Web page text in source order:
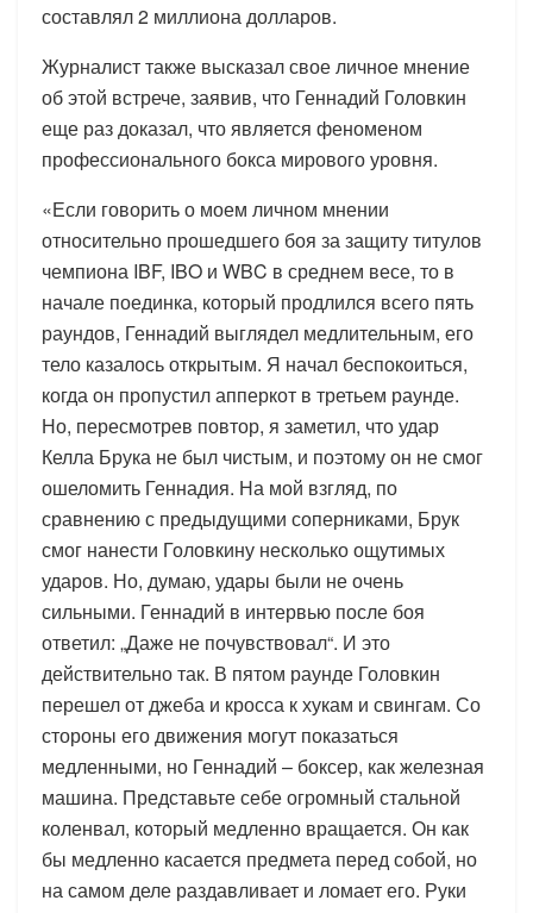
составлял 2 миллиона долларов.
Журналист также высказал свое личное мнение
об этой встрече, заявив, что Геннадий Головкин
еще раз доказал, что является феноменом
профессионального бокса мирового уровня.
«Если говорить о моем личном мнении
относительно прошедшего боя за защиту титулов
чемпиона IBF, IBO и WBC в среднем весе, то в
начале поединка, который продлился всего пять
раундов, Геннадий выглядел медлительным, его
тело казалось открытым. Я начал беспокоиться,
когда он пропустил апперкот в третьем раунде.
Но, пересмотрев повтор, я заметил, что удар
Келла Брука не был чистым, и поэтому он не смог
ошеломить Геннадия. На мой взгляд, по
сравнению с предыдущими соперниками, Брук
смог нанести Головкину несколько ощутимых
ударов. Но, думаю, удары были не очень
сильными. Геннадий в интервью после боя
ответил: „Даже не почувствовал“. И это
действительно так. В пятом раунде Головкин
перешел от джеба и кросса к хукам и свингам. Со
стороны его движения могут показаться
медленными, но Геннадий – боксер, как железная
машина. Представьте себе огромный стальной
коленвал, который медленно вращается. Он как
бы медленно касается предмета перед собой, но
на самом деле раздавливает и ломает его. Руки